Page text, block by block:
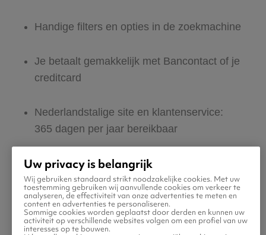
Handige filters en opties in de zoekmachine
Je betaalt gemakkelijk met Bancontact of je
creditcard
Nederlandstalige site en klantenservice:
365 dagen per jaar bereikbaar
Zeker van veilig boeken en betalen
Boek ook direct een hotel of huurauto voor
in Cairns
Uw privacy is belangrijk
Wij gebruiken standaard strikt noodzakelijke cookies. Met uw
toestemming gebruiken wij aanvullende cookies om verkeer te
analyseren, de effectiviteit van onze advertenties te meten en
content en advertenties te personaliseren.
Sommige cookies worden geplaatst door derden en kunnen uw
activiteit op verschillende websites volgen om een profiel van uw
interesses op te bouwen.